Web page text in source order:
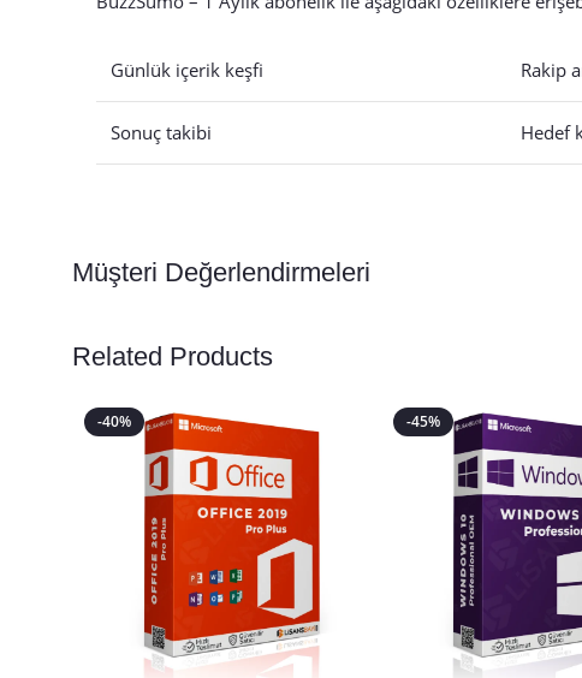
Günlük içerik keşfi Rakip
Sonuç takibi Hedef
Müşteri Değerlendirmeleri
Related Products
-40% -45%